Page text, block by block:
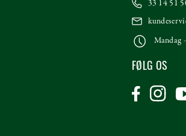
33 14 51
Mandag
FØLG OS